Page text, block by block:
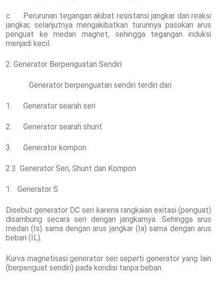
c Perurunan tegangan akibat resistansi jangkar dan reaksi
jangkar, selanjutnya mengakibatkan turunnya pasokan arus
penguat ke medan magnet, sehingga tegangan induksi
menjadi kecil.
2. Generator Berpenguatan Sendiri
Generator berpenguatan sendiri terdiri dari
1. Generator searah seri
2. Generator searah shunt
3. Generator kompon
2.3 Generator Seri, Shunt dan Kompon
1. Generator S
Disebut generator DC seri karena rangkaian exitasi (penguat)
disambung secara seri dengan jangkarnya. Sehingga arus
medan (Is) sama dengan arus jangkar (Ia) sama dengan arus
beban (IL).
Kurva magnetisasi generator seri seperti generator yang lain
(berpenguat sendiri) pada kondisi tanpa beban.